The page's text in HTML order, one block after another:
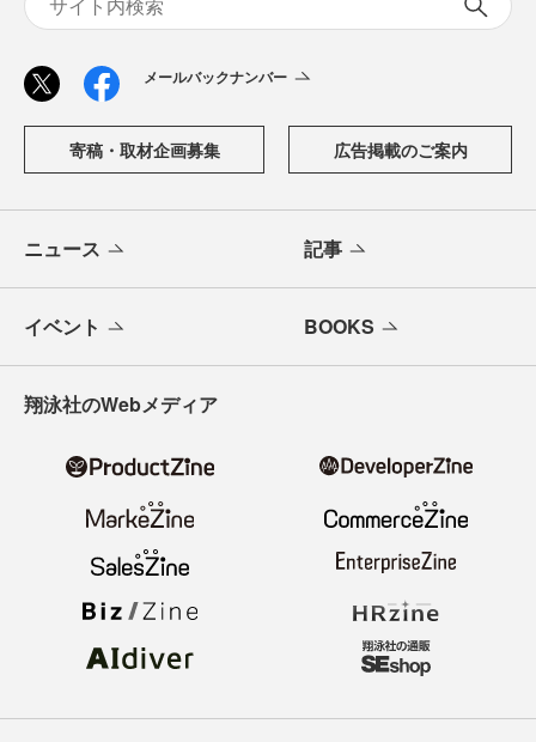
メールバックナンバー
寄稿・取材企画募集 広告掲載のご案内
ニュース 記事
イベント BOOKS
翔泳社のWebメディア